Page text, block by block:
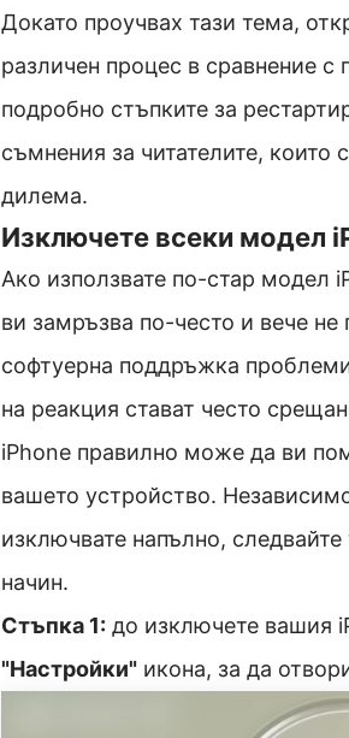
Докато проучвах тази тема,
различен процес в сравнение
подробно стъпките за
съмнения за читателите, които
дилема.
Изключете всеки модел
Ако използвате по-стар модел
ви замръзва по-често и вече не
софтуерна поддръжка
на реакция стават често
iPhone правилно може да ви
вашето устройство.
изключвате напълно,
начин.
Стъпка 1: до изключете вашия
"Настройки" икона, за да